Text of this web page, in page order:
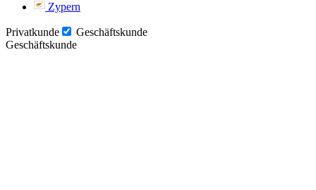
Zypern
Privatkunde
Geschäftskunde
Geschäftskunde